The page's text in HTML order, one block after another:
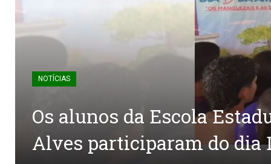
NOTÍCIAS
Os alunos da Escola
Alves participaram do dia